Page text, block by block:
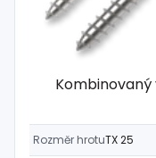
Kombinovaný
Rozměr hrotuTX 25